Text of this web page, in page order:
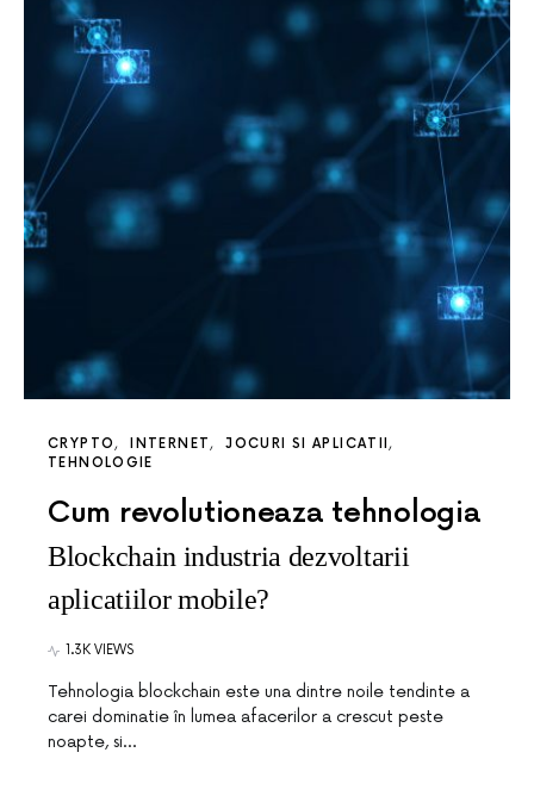
CRYPTO INTERNET
JOCURI SI APLICATII
TEHNOLOGIE
Cum revolutioneaza tehnologia
Blockchain industria dezvoltarii
aplicatiilor mobile?
1.3K VIEWS
Tehnologia blockchain este una dintre noile tendinte a
carei dominatie în lumea afacerilor a crescut peste
noapte, si…